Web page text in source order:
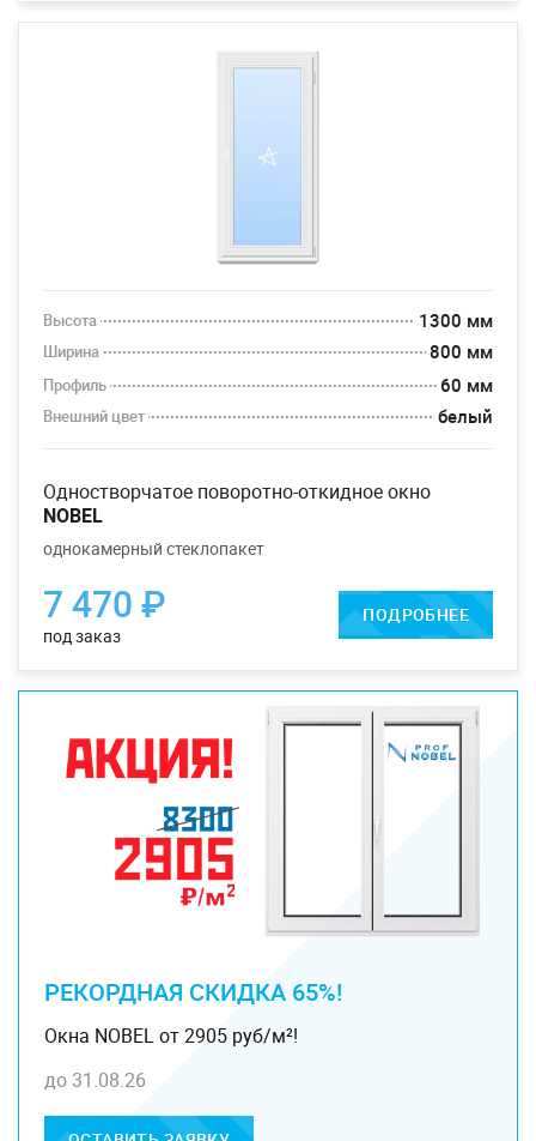
Высота 1300 мм
Ширина 800 мм
Профиль 60 мм
Внешний цвет белый
одностворчатое поворотно-откидное окно
NOBEL
однокамерный стеклопакет
7 470 ₽
под заказ
ПОДРОБНЕЕ
РЕКОРДНАЯ СКИДКА 65%!
Окна NOBEL от 2905 руб/м²!
до 31.08.26